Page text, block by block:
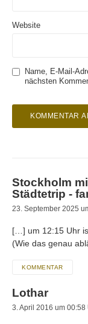
Website
Name, E-Mail-
nächsten
Stockholm
Städtetrip -
23. September 2025
[…] um 12:15 Uhr
(Wie das genau
KOMMENTAR
Lothar
3. April 2016 um 00:58